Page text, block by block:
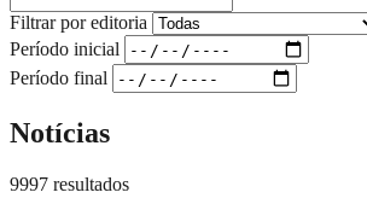
Filtrar por editoria
Período inicial
Período final
Notícias
9997 resultados